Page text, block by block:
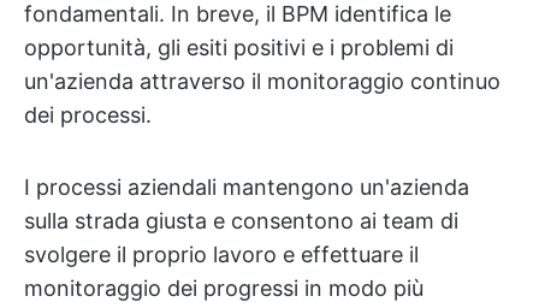
fondamentali. In breve, il BPM identifica le
opportunità, gli esiti positivi e i problemi di
un'azienda attraverso il monitoraggio continuo
dei processi.
I processi aziendali mantengono un'azienda
sulla strada giusta e consentono ai team di
svolgere il proprio lavoro e effettuare il
monitoraggio dei progressi in modo più